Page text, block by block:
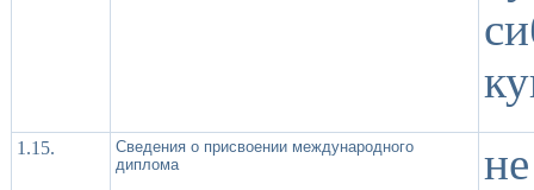
1.15.
Сведения о присвоении международного
диплома